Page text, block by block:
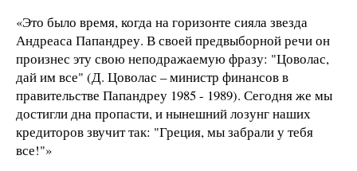
«Это было время, когда на горизонте сияла звезда
Андреаса Папандреу. В своей предвыборной речи он
произнес эту свою неподражаемую фразу: "Цоволас,
дай им все" (Д. Цоволас – министр финансов в
правительстве Папандреу 1985 - 1989). Сегодня же мы
достигли дна пропасти, и нынешний лозунг наших
кредиторов звучит так: "Греция, мы забрали у тебя
все!"»